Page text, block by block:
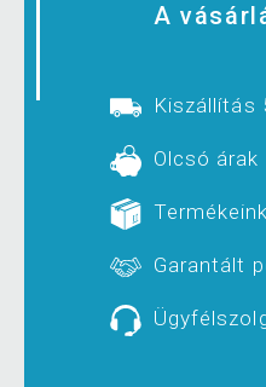
A
Kiszállítás
Olcsó árak
Garantált